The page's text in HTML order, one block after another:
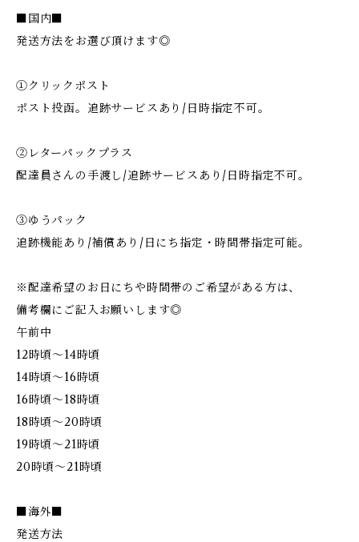
■国内■
発送方法をお選び頂けます◎
①クリックポスト
ポスト投函。追跡サービスあり/日時指定不可。
②レターパックプラス
配達員さんの手渡し/追跡サービスあり/日時指定不可。
③ゆうパック
追跡機能あり/補償あり/日にち指定・時間帯指定可能。
※配達希望のお日にちや時間帯のご希望がある方は、
備考欄にご記入お願いします◎
午前中
12時頃～14時頃
14時頃～16時頃
16時頃～18時頃
18時頃～20時頃
19時頃～21時頃
20時頃～21時頃
■海外■
発送方法